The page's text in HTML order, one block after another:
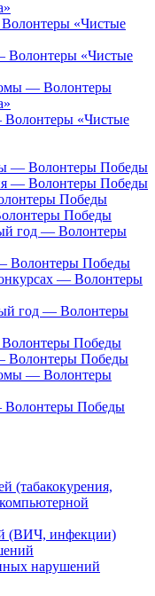
«Чистые
Волонтеры «Чистые
— Волонтеры
Волонтеры «Чистые
— Волонтеры Победы
— Волонтеры Победы
Победы
Победы
год — Волонтеры
Волонтеры Победы
— Волонтеры
год — Волонтеры
Победы
Волонтеры Победы
— Волонтеры
Волонтеры Победы
(табакокурения,
(ВИЧ, инфекции)
нарушений